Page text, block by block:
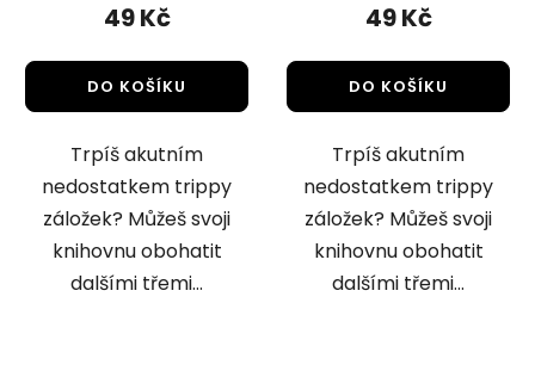
49 Kč
DO KOŠÍKU
Trpíš akutním
nedostatkem trippy
záložek? Můžeš svoji
knihovnu obohatit
dalšími třemi...
49 Kč
DO KOŠÍKU
Trpíš akutním
nedostatkem trippy
záložek? Můžeš svoji
knihovnu obohatit
dalšími třemi...